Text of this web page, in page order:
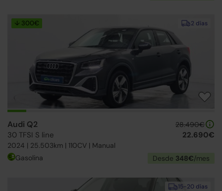
2 días
↓ 300€
Audi Q2
30 TFSI S line
2024 | 25.503km | 110CV | Manual
28.490€
22.690€
Gasolina Desde 348€/mes
15-20 días